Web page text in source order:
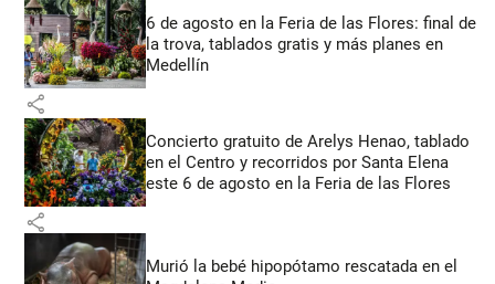
6 de agosto en la Feria de las Flores: final de
la trova, tablados gratis y más planes en
Medellín
share
Concierto gratuito de Arelys Henao, tablado
en el Centro y recorridos por Santa Elena
este 6 de agosto en la Feria de las Flores
share
Murió la bebé hipopótamo rescatada en el